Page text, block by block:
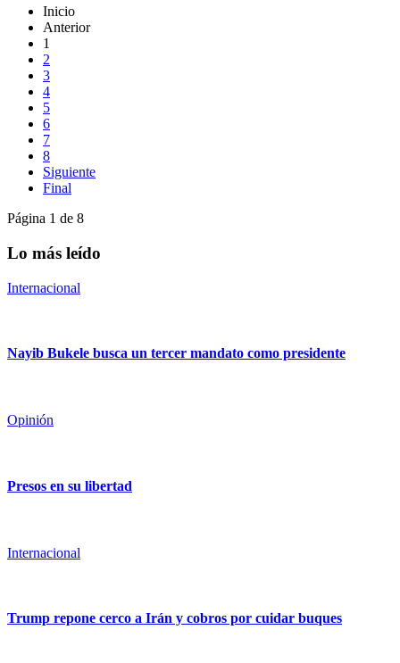
Inicio
Anterior
1
2
3
4
5
6
7
8
Siguiente
Final
Página 1 de 8
Lo más leído
Internacional
Nayib Bukele busca un tercer mandato como presidente
Opinión
Presos en su libertad
Internacional
Trump repone cerco a Irán y cobros por cuidar buques